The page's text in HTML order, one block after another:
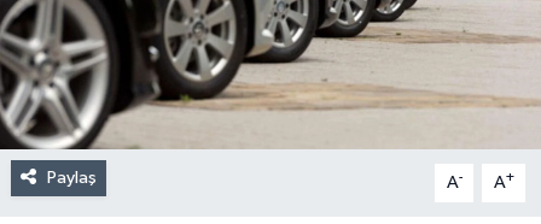
Paylaş A- A+